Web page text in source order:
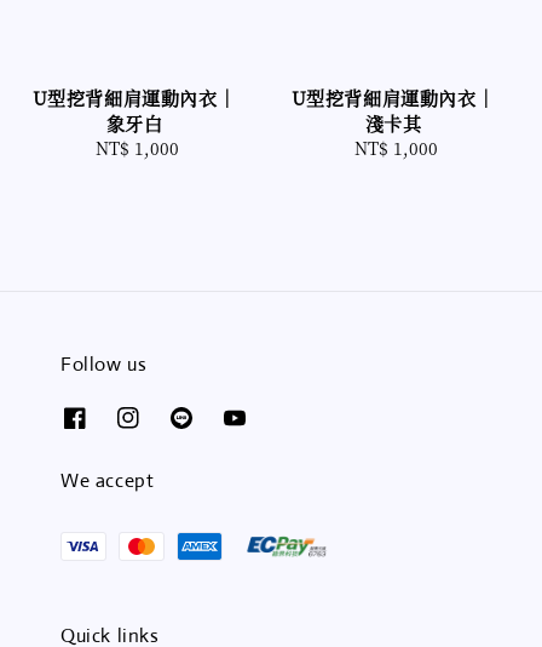
U型挖背細肩運動內衣｜
象牙白
Regular
NT$ 1,000
U型挖背細肩運動內衣｜
淺卡其
Regular
NT$ 1,000
Follow us
We accept
Quick links